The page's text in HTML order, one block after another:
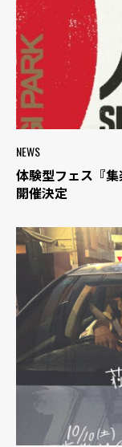
NEWS
体験型フェス『
開催決定